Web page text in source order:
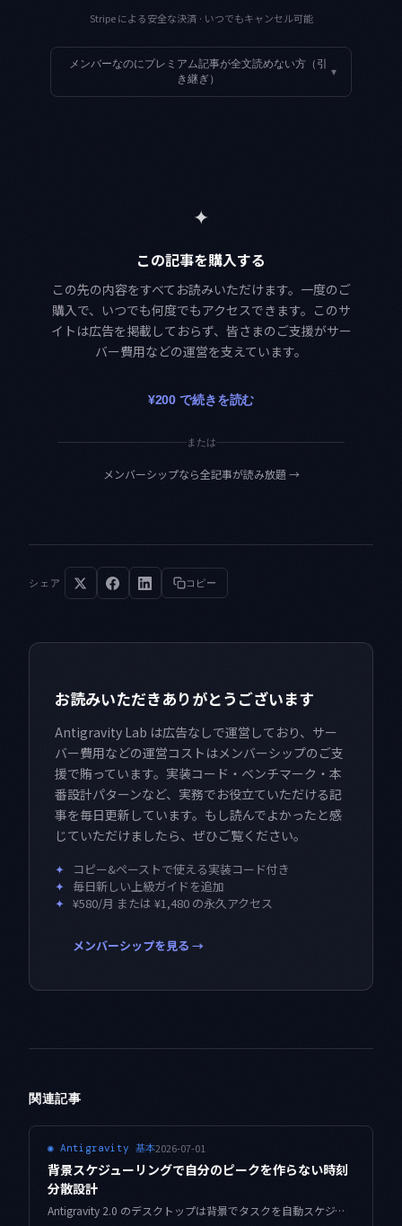
Stripe による安全な決済 · いつでもキャンセル可能
メンバーなのにプレミアム記事が全文読めない方（引
き継ぎ）
▾
✦
この記事を購入する
この先の内容をすべてお読みいただけます。一度のご
購入で、いつでも何度でもアクセスできます。このサ
イトは広告を掲載しておらず、皆さまのご支援がサー
バー費用などの運営を支えています。
¥200 で続きを読む
または
メンバーシップなら全記事が読み放題→
シェア コピー
お読みいただきありがとうございます
Antigravity Lab は広告なしで運営しており、サー
バー費用などの運営コストはメンバーシップのご支
援で賄っています。実装コード・ベンチマーク・本
番設計パターンなど、実務でお役立ていただける記
事を毎日更新しています。もし読んでよかったと感
じていただけましたら、ぜひご覧ください。
✦
コピー&ペーストで使える実装コード付き
✦ 毎日新しい上級ガイドを追加
✦ ¥580/月 または ¥1,480 の永久アクセス
メンバーシップを見る →
関連記事
◉ Antigravity 基本2026-07-01
背景スケジューリングで自分のピークを作らない時刻
分散設計
Antigravity 2.0 のデスクトップは背景でタスクを自動スケジュールします。便利な反面、丸い時刻に寄せると自分でピークを作り、深夜のジョブがまとめてこけます。時刻を散らして重なりを禁じる設計を実例でまとめます。